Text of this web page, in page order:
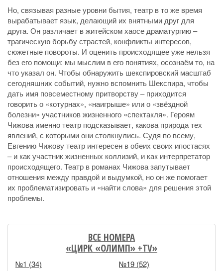
Но, связывая разные уровни бытия, театр в то же время
вырабатывает язык, делающий их внятными друг для
друга. Он различает в житейском хаосе драматургию –
трагическую борьбу страстей, конфликты интересов,
сюжетные повороты. И оценить происходящее уже нельзя
без его помощи: мы мыслим в его понятиях, осознаём то, на
что указал он. Чтобы обнаружить шекспировский масштаб
сегодняшних событий, нужно вспомнить Шекспира, чтобы
дать имя повсеместному притворству – приходится
говорить о «котурнах», «наигрыше» или о «звёздной
болезни» участников жизненного «спектакля». Героям
Чижова именно театр подсказывает, какова природа тех
явлений, с которыми они столкнулись. Судя по всему,
Евгению Чижову театр интересен в обеих своих ипостасях
– и как участник жизненных коллизий, и как интерпретатор
происходящего. Театр в романах Чижова запутывает
отношения между правдой и выдумкой, но он же помогает
их проблематизировать и «найти слова» для решения этой
проблемы.
ВСЕ НОМЕРА
«ЦИРК «ОЛИМП» +TV»
№1 (34)
№19 (52)